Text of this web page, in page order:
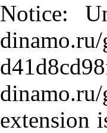
Notice:
extension